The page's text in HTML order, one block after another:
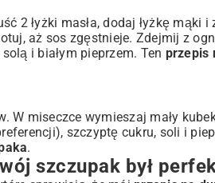
2 łyżki masła, dodaj łyżkę
aż sos zgęstnieje. Zdejmij z
i białym pieprzem. Ten przepis
W miseczce wymieszaj mały
szczyptę cukru, soli i
.
szczupak był